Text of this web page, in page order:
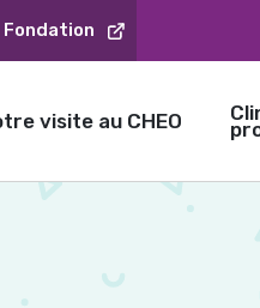
Fondation
visite au CHEO